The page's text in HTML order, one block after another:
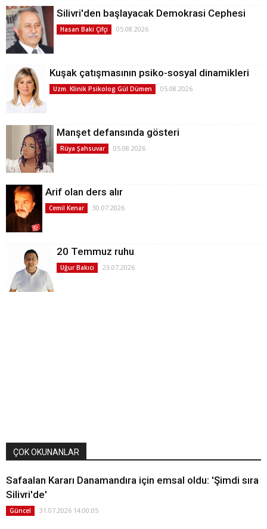
Silivri'den başlayacak Demokrasi Cephesi
Hasan Baki Çifçi 05.08.2026
Kuşak çatışmasının psiko-sosyal dinamikleri
Uzm. Klinik Psikolog Gül Dümen 05.08.2026
Manşet defansında gösteri
Rüya Şahsuvar 05.08.2026
Arif olan ders alır
Cemil Kenar 30.07.2026
20 Temmuz ruhu
Uğur Bakıcı 23.07.2026
ÇOK OKUNANLAR
Safaalan Kararı Danamandıra için emsal oldu: 'Şimdi sıra
Silivri'de'
Güncel 31.07.2026 14:00:05